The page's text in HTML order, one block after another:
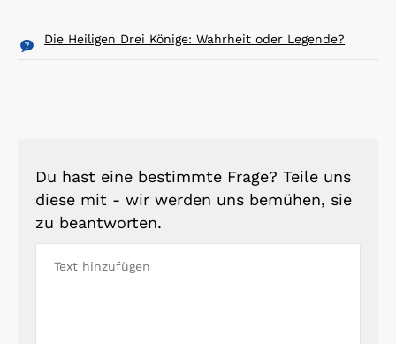
Die Heiligen Drei Könige: Wahrheit oder Legende?
Du hast eine bestimmte Frage? Teile uns
diese mit - wir werden uns bemühen, sie
zu beantworten.